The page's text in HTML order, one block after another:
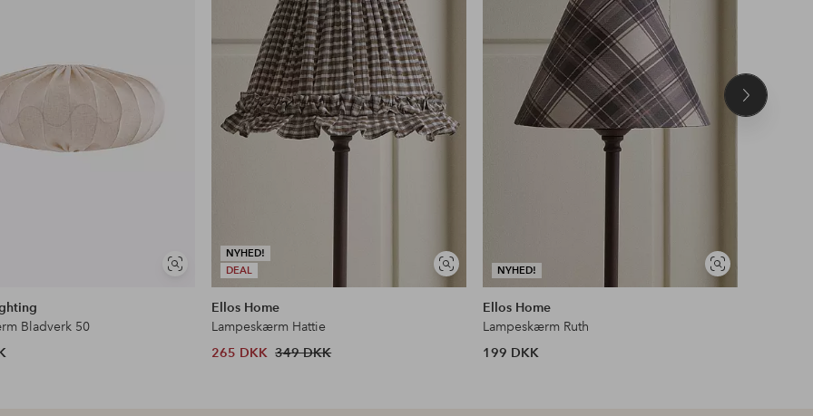
Se
lignende
Bladverk 50
NYHED!
DEAL
Se
lignende
Ellos Home
Lampeskærm Hattie
265 DKK 349 DKK
NYHED!
Se
lignende
Ellos Home
Lampeskærm Ruth
199 DKK
Næste